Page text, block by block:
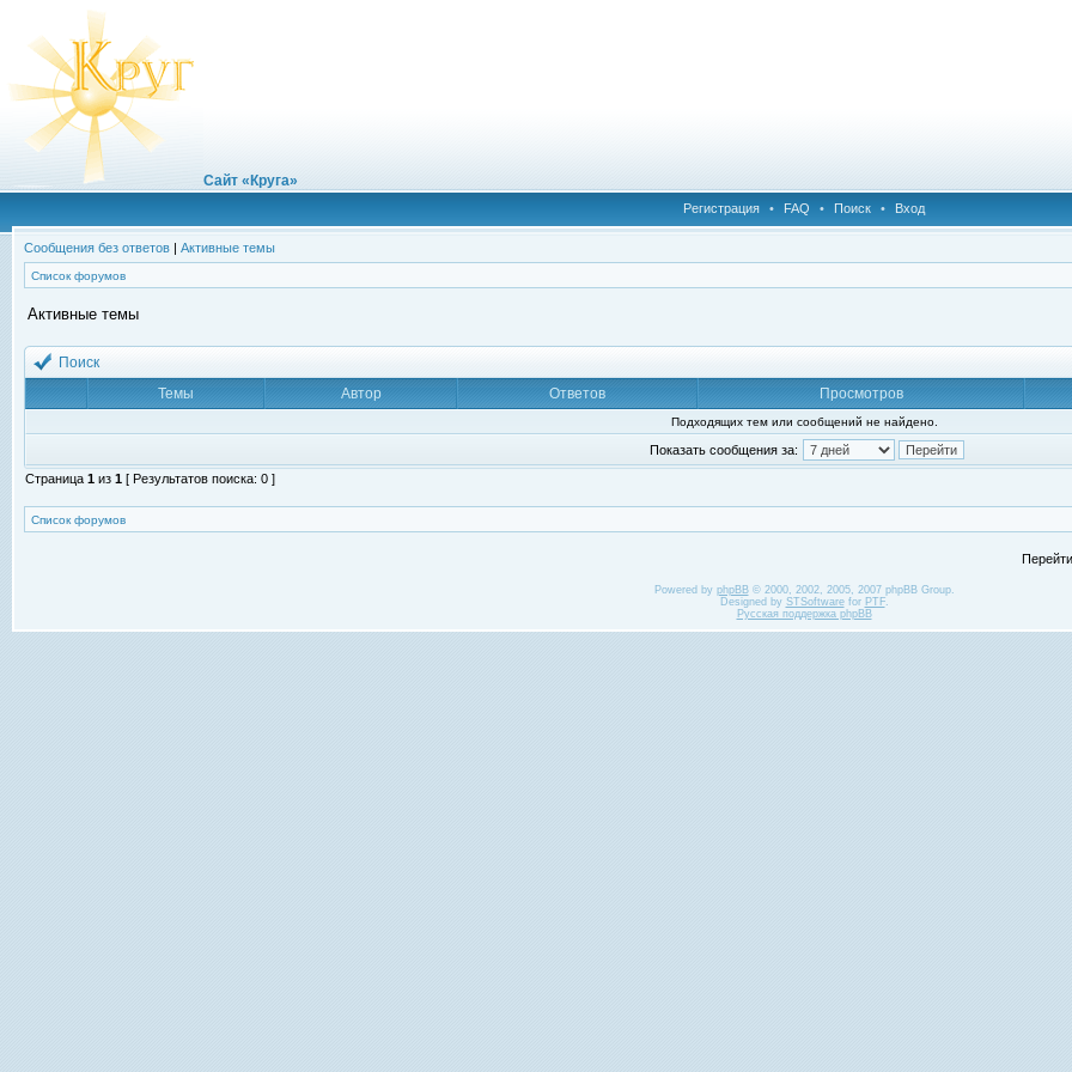
Сайт «Круга»
Регистрация • FAQ • Поиск • Вход
Сообщения без ответов | Активные темы
Список форумов
Активные темы
Поиск
Темы
Автор Ответов Просмотров
Подходящих тем или сообщений не найдено.
Показать сообщения за:
Страница 1 из 1 [ Результатов поиска: 0 ]
Список форумов
Powered by phpBB© 2000, 2002, 2005, 2007 phpBB Group.
Designed by STSoftwarefor PTF.
Русская поддержка phpBB